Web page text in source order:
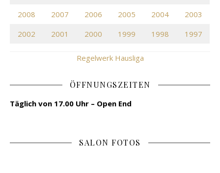
2008
2007 2006 2005 2004
2003
2002
2001 2000 1999 1998 1997
Regelwerk Hausliga
ÖFFNUNGSZEITEN
Täglich von 17.00 Uhr – Open End
SALON FOTOS